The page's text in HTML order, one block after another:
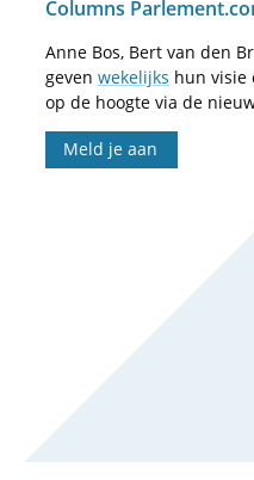
Columns
Anne Bos, Bert van den
geven wekelijks hun visie
op de hoogte via de
Meld je aan